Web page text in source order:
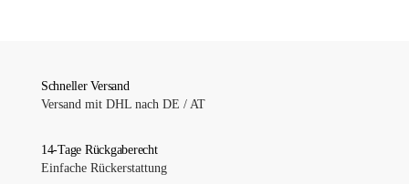
Schneller Versand
Versand mit DHL nach DE / AT
14-Tage Rückgaberecht
Einfache Rückerstattung